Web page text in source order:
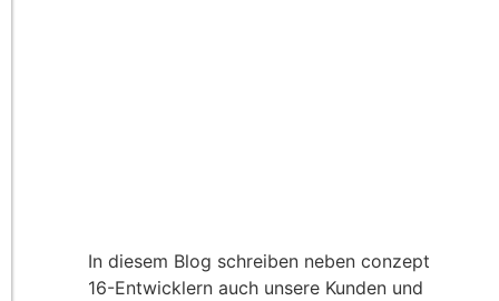
In diesem Blog schreiben neben conzept
16-Entwicklern auch unsere Kunden und